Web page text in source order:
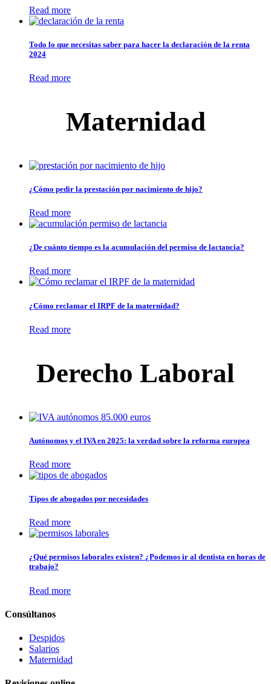
Read more
Todo lo que necesitas saber para hacer la declaración de la renta
2024
Read more
Maternidad
¿Cómo pedir la prestación por nacimiento de hijo?
Read more
¿De cuánto tiempo es la acumulación del permiso de lactancia?
Read more
¿Cómo reclamar el IRPF de la maternidad?
Read more
Derecho Laboral
Autónomos y el IVA en 2025: la verdad sobre la reforma europea
Read more
Tipos de abogados por necesidades
Read more
¿Qué permisos laborales existen? ¿Podemos ir al dentista en horas de
trabajo?
Read more
Consúltanos
Despidos
Salarios
Maternidad